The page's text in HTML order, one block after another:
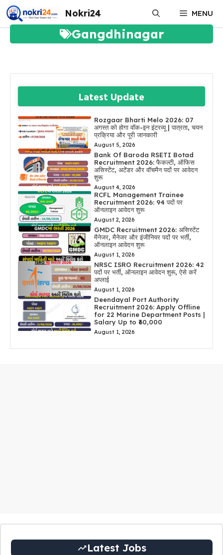
Skip
to
content
Nokri24 MENU
Gangdhinagar
Latest Update
Rozgaar Bharti Melo 2026: 07
अगस्त को होगा वॉक-इन इंटरव्यू | पात्रता, चयन
प्रक्रिया और पूरी जानकारी
August 5, 2026
Bank Of Baroda RSETI Botad
Recruitment 2026: फैकल्टी, ऑफिस
असिस्टेंट, अटेंडर और वॉचमैन पदों पर आवेदन
शुरू
August 4, 2026
RCFL Management Trainee
Recruitment 2026: 94 पदों पर
ऑनलाइन आवेदन शुरू
August 2, 2026
GMDC Recruitment 2026: असिस्टेंट
मैनेजर, मैनेजर और इंजीनियर पदों पर भर्ती,
ऑनलाइन आवेदन शुरू
August 1, 2026
NRSC ISRO Recruitment 2026: 42
पदों पर भर्ती, ऑनलाइन आवेदन शुरू, ऐसे करें
अप्लाई
August 1, 2026
Deendayal Port Authority
Recruitment 2026: Apply Offline
for 22 Marine Department Posts |
Salary Up to ₹60,000
August 1, 2026
Latest Jobs